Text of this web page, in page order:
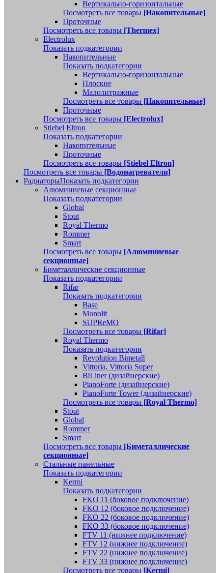
Вертикально-горизонтальные
Посмотреть все товары [Накопительные]
Проточные
Посмотреть все товары [Thermex]
Electrolux
Показать подкатегории
Накопительные
Показать подкатегории
Вертикально-горизонтальные
Плоские
Малолитражные
Посмотреть все товары [Накопительные]
Проточные
Посмотреть все товары [Electrolux]
Stiebel Eltron
Показать подкатегории
Накопительные
Проточные
Посмотреть все товары [Stiebel Eltron]
Посмотреть все товары [Водонагреватели]
РадиаторыПоказать подкатегории
Алюминиевые секционные
Показать подкатегории
Global
Stout
Royal Thermo
Rommer
Smart
Посмотреть все товары [Алюминиевые
секционные]
Биметаллические секционные
Показать подкатегории
Rifar
Показать подкатегории
Base
Monolit
SUPReMO
Посмотреть все товары [Rifar]
Royal Thermo
Показать подкатегории
Revolution Bimetall
Vittoria, Vittoria Super
BiLiner (дизайнерские)
PianoForte (дизайнерские)
PianoForte Tower (дизайнерские)
Посмотреть все товары [Royal Thermo]
Stout
Global
Rommer
Smart
Посмотреть все товары [Биметаллические
секционные]
Стальные панельные
Показать подкатегории
Kermi
Показать подкатегории
FKO 11 (боковое подключение)
FKO 12 (боковое подключение)
FKO 22 (боковое подключение)
FKO 33 (боковое подключение)
FTV 11 (нижнее подключение)
FTV 12 (нижнее подключение)
FTV 22 (нижнее подключение)
FTV 33 (нижнее подключение)
Посмотреть все товары [Kermi]